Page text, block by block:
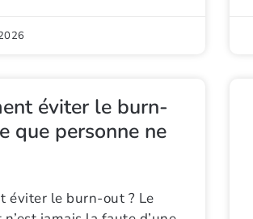
éviter le burn-
que personne ne
éviter le burn-out ? Le